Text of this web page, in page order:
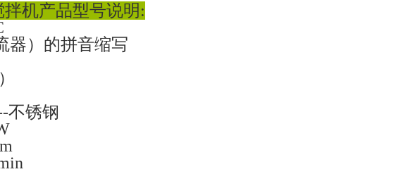
拌机产品型号说明:
器）的拼音缩写
不锈钢